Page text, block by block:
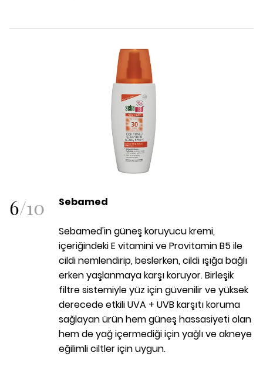
6/10 Sebamed
Sebamed'in güneş koruyucu kremi,
içeriğindeki E vitamini ve Provitamin B5 ile
cildi nemlendirip, beslerken, cildi ışığa bağlı
erken yaşlanmaya karşı koruyor. Birleşik
filtre sistemiyle yüz için güvenilir ve yüksek
derecede etkili UVA + UVB karşıtı koruma
sağlayan ürün hem güneş hassasiyeti olan
hem de yağ içermediği için yağlı ve akneye
eğilimli ciltler için uygun.